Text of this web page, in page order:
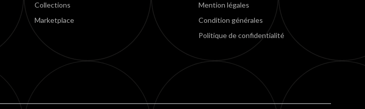
Collections
Marketplace
Mention légales
Condition générales
Politique de confidentialité